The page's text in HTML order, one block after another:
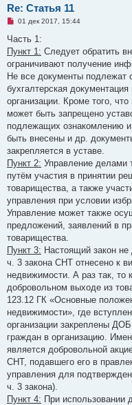
Re: Статья 11
Н
п
о
ч
и
т
а
н
о
с
о
б
щ
е
н
и
01 дек 2017, 15:44
Часть 1:
Пункт 1: Следует обратить
ограничивают получение
Не все документы подлежат
бухгалтерская
организации. Кроме того,
может быть запрещено
подлежащих ознакомлению
быть внесены и др.
закрепляется в уставе.
Пункт 2: Управление делами
путём участия в принятии
товарищества, а также
управления при условии
Управление может также
предложений, заявлений в
товарищества.
Пункт 3: Настоящий закон
ч. 3 закона СНТ отнесено к
недвижимости. А раз так, то
добровольном выходе из
123.12 ГК «Основные
недвижимости», где
организации закреплены
граждан в организацию.
является добровольной
СНТ, подавшего его в
управления для
ч. 3 закона).
Пункт 4: При использовании